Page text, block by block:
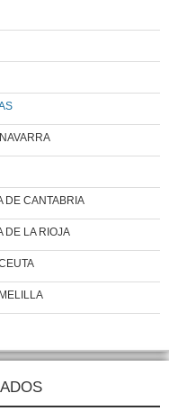
DE CANTABRIA
DE LA RIOJA